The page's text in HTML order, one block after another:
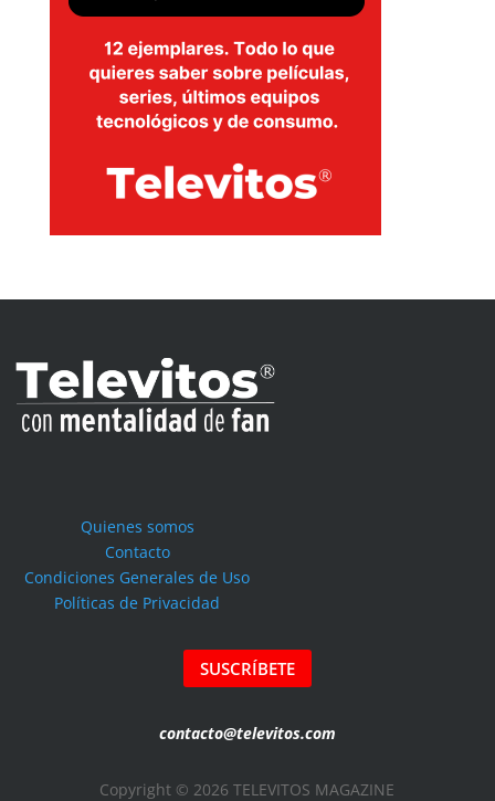
Quienes somos
Contacto
Condiciones Generales de Uso
Políticas de Privacidad
SUSCRÍBETE
contacto@televitos.com
Copyright © 2026 TELEVITOS MAGAZINE